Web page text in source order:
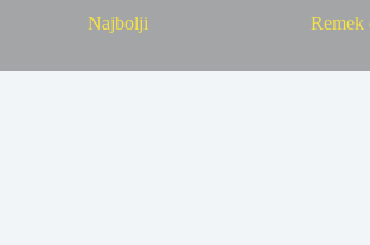
Najbolji Remek